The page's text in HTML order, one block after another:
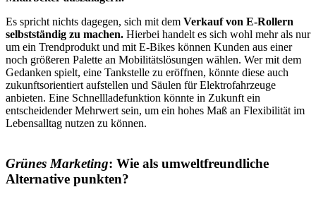
Es spricht nichts dagegen, sich mit dem Verkauf von E-Rollern
selbstständig zu machen. Hierbei handelt es sich wohl mehr als nur
um ein Trendprodukt und mit E-Bikes können Kunden aus einer
noch größeren Palette an Mobilitätslösungen wählen. Wer mit dem
Gedanken spielt, eine Tankstelle zu eröffnen, könnte diese auch
zukunftsorientiert aufstellen und Säulen für Elektrofahrzeuge
anbieten. Eine Schnellladefunktion könnte in Zukunft ein
entscheidender Mehrwert sein, um ein hohes Maß an Flexibilität im
Lebensalltag nutzen zu können.
Grünes Marketing: Wie als umweltfreundliche
Alternative punkten?